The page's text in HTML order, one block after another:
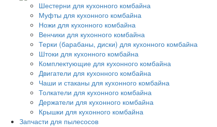
Шестерни для кухонного комбайна
Муфты для кухонного комбайна
Ножи для кухонного комбайна
Венчики для кухонного комбайна
Терки (барабаны, диски) для кухонного комбайна
Штоки для кухонного комбайна
Комплектующие для кухонного комбайна
Двигатели для кухонного комбайна
Чаши и стаканы для кухонного комбайна
Толкатели для кухонного комбайна
Держатели для кухонного комбайна
Крышки для кухонного комбайна
Запчасти для пылесосов